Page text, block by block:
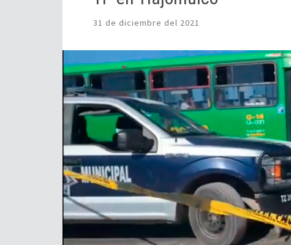
31 de diciembre del 2021